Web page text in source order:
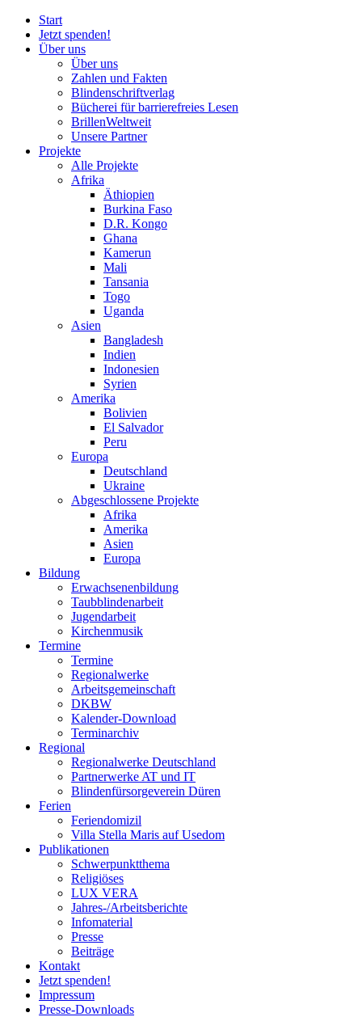
Start
Jetzt spenden!
Über uns
Über uns
Zahlen und Fakten
Blindenschriftverlag
Bücherei fürbarrierefreies Lesen
BrillenWeltweit
Unsere Partner
Projekte
Alle Projekte
Afrika
Äthiopien
Burkina Faso
D.R. Kongo
Ghana
Kamerun
Mali
Tansania
Togo
Uganda
Asien
Bangladesh
Indien
Indonesien
Syrien
Amerika
Bolivien
El Salvador
Peru
Europa
Deutschland
Ukraine
Abgeschlossene Projekte
Afrika
Amerika
Asien
Europa
Bildung
Erwachsenenbildung
Taubblindenarbeit
Jugendarbeit
Kirchenmusik
Termine
Termine
Regionalwerke
Arbeitsgemeinschaft
DKBW
Kalender-Download
Terminarchiv
Regional
Regionalwerke Deutschland
Partnerwerke AT und IT
Blindenfürsorgeverein Düren
Ferien
Feriendomizil
Villa Stella Maris auf Usedom
Publikationen
Schwerpunktthema
Religiöses
LUX VERA
Jahres-/​Arbeitsberichte
Infomaterial
Presse
Beiträge
Kontakt
Jetzt spenden!
Impressum
Presse-Downloads